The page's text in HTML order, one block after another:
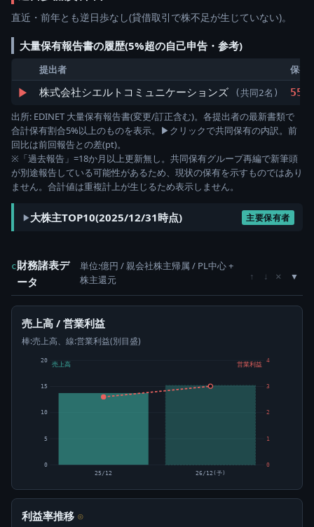
直近・前年とも逆日歩なし(貸借取引で株不足が生じていない)。
大量保有報告書の履歴(5%超の自己申告・参考)
提出者 保有
▶ 株式会社シエルトコミュニケーションズ (共同2名)
出所: EDINET 大量保有報告書(変更/訂正含む)。各提出者の最新書類で
合計保有割合5%以上のものを表示。▶クリックで共同保有の内訳。前
回比は前回報告との差(pt)。
※「過去報告」=18か月以上更新無し。共同保有グループ再編で新筆頭
が別途報告している可能性があるため、現状の保有を示すものではあり
ません。合計値は重複計上が生じるため表示しません。
大株主TOP10(2025/12/31時点) 主要保有者
c財務諸表デ
ータ
単位:億円 / 親会社株主帰属 / PL中心 +
株主還元
↑ ↓ ×
売上高 / 営業利益
棒:売上高、線:営業利益(別目盛)
0
5
10
15
20
0
1
2
3
4
25/12 26/12(予)
売上高 営業利益
利益率推移 ⊙